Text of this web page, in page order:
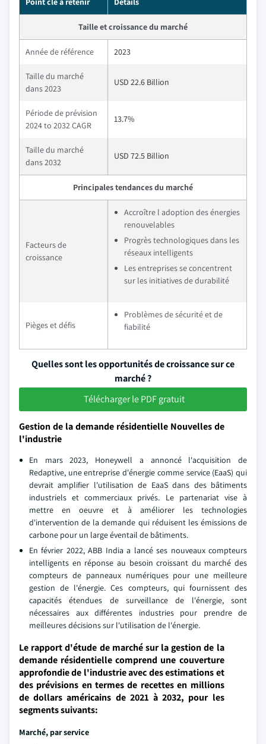
Taille et croissance du marché
Année de référence 2023
Taille du marché
dans 2023
USD 22.6 Billion
Période de prévision
2024 to 2032 CAGR
13.7%
Taille du marché
dans 2032
USD 72.5 Billion
Principales tendances du marché
Facteurs de
croissance
Accroître l adoption des énergies
renouvelables
Progrès technologiques dans les
réseaux intelligents
Les entreprises se concentrent
sur les initiatives de durabilité
Pièges et défis
Problèmes de sécurité et de
fiabilité
Quelles sont les opportunités de croissance sur ce
marché ?
Télécharger le PDF gratuit
Gestion de la demande résidentielle Nouvelles de
l'industrie
En mars 2023, Honeywell a annoncé l'acquisition de
Redaptive, une entreprise d'énergie comme service (EaaS) qui
devrait amplifier l'utilisation de EaaS dans des bâtiments
industriels et commerciaux privés. Le partenariat vise à
mettre en oeuvre et à améliorer les technologies
d'intervention de la demande qui réduisent les émissions de
carbone pour un large éventail de bâtiments.
En février 2022, ABB India a lancé ses nouveaux compteurs
intelligents en réponse au besoin croissant du marché des
compteurs de panneaux numériques pour une meilleure
gestion de l'énergie. Ces compteurs, qui fournissent des
capacités étendues de surveillance de l'énergie, sont
nécessaires aux différentes industries pour prendre de
meilleures décisions sur l'utilisation de l'énergie.
Le rapport d'étude de marché sur la gestion de la
demande résidentielle comprend une couverture
approfondie de l'industrie avec des estimations et
des prévisions en termes de recettes en millions
de dollars américains de 2021 à 2032, pour les
segments suivants:
Marché, par service